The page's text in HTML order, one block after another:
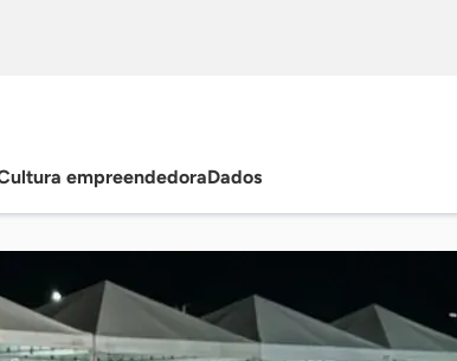
empreendedoraDados